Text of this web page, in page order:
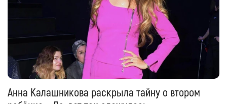
Анна Калашникова раскрыла тайну о втором